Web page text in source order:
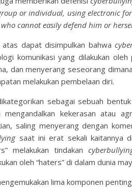
or individual, using electronic
cannot easily defend him or
dapat disimpulkan bahwa
komunikasi yang dilakukan
dan menyerang seseorang
melakukan pembelaan diri.
sebagai sebuah
kekerasan atau
saling menyerang dengan
saat ini erat sekali kaitannya
melakukan tindakan
oleh “haters” di dalam dunia
lima komponen